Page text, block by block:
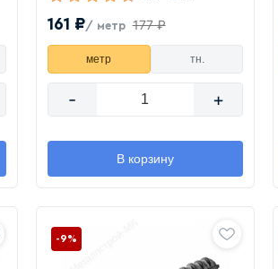
161 ₽/ метр 177 ₽
метр тн.
- +
В корзину
-9%